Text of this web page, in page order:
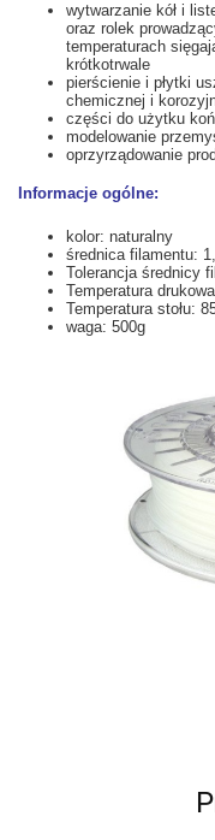
wytwarzanie kół i
oraz rolek
temperaturach
krótkotrwale
pierścienie i płytki
chemicznej i
części do użytku
modelowanie
oprzyrządowanie
Informacje ogólne:
kolor: naturalny
średnica filamentu:
Tolerancja średnicy
Temperatura
Temperatura stołu:
waga: 500g